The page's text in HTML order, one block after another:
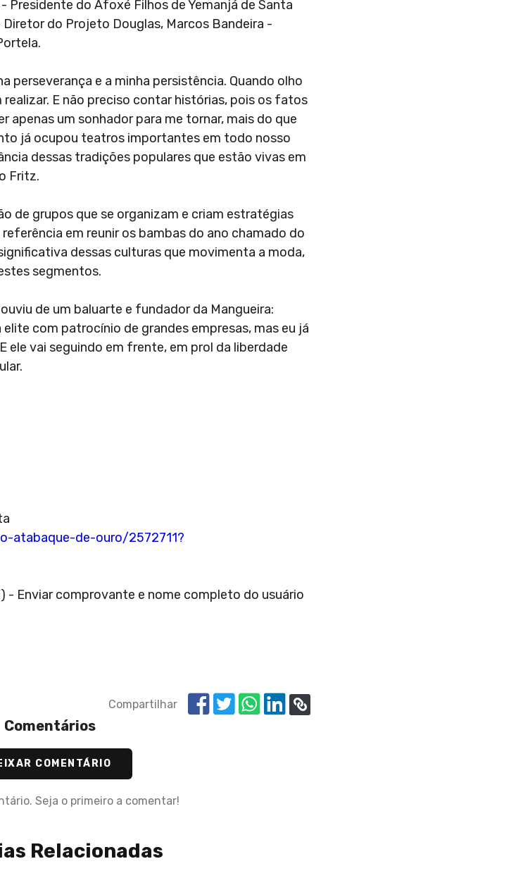
Presidente do Afoxé Filhos de Yemanjá de Santa
do Projeto Douglas, Marcos Bandeira -
perseverança e a minha persistência. Quando olho
E não preciso contar histórias, pois os fatos
um sonhador para me tornar, mais do que
já ocupou teatros importantes em todo nosso
dessas tradições populares que estão vivas em
Fritz.
de grupos que se organizam e criam estratégias
em reunir os bambas do ano chamado do
dessas culturas que movimenta a moda,
segmentos.
de um baluarte e fundador da Mangueira:
com patrocínio de grandes empresas, mas eu já
ele vai seguindo em frente, em prol da liberdade
atabaque-de-ouro/2572711?
- Enviar comprovante e nome completo do usuário
Compartilhar
Comentários
COMENTÁRIO
Seja o primeiro a comentar!
Relacionadas